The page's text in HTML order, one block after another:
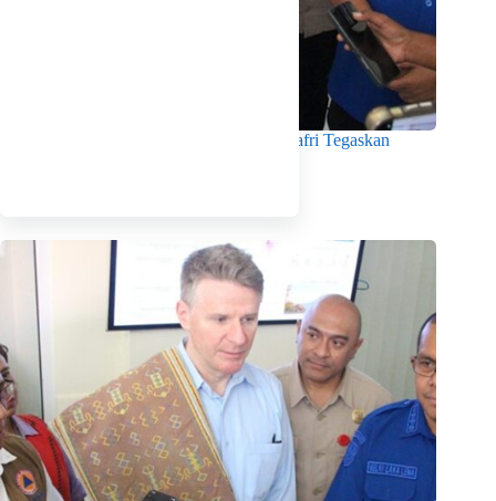
Menko Pangan Tinjau KNMP Untia, Munafri Tegaskan